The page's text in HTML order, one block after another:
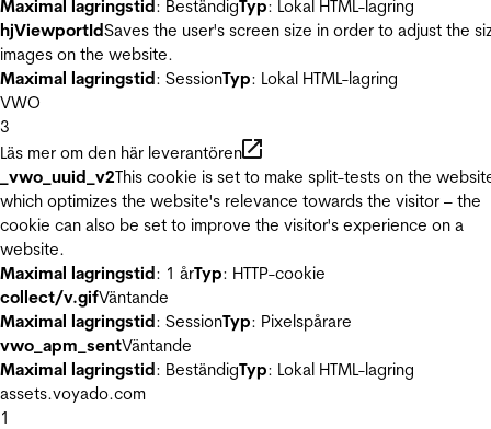
Maximal lagringstid: BeständigTyp: Lokal HTML-lagring
hjViewportIdSaves the user's screen size in order to adjust the
images on the website.
Maximal lagringstid: SessionTyp: Lokal HTML-lagring
VWO
3
Läs mer om den här leverantören
_vwo_uuid_v2This cookie is set to make split-tests on the
which optimizes the website's relevance towards the visitor – the
cookie can also be set to improve the visitor's experience on a
website.
Maximal lagringstid: 1 årTyp: HTTP-cookie
collect/v.gifVäntande
Maximal lagringstid: SessionTyp: Pixelspårare
vwo_apm_sentVäntande
Maximal lagringstid: BeständigTyp: Lokal HTML-lagring
assets.voyado.com
1